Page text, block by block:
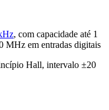
, com capacidade até 1
MHz em entradas digitais
Hall, intervalo ±20